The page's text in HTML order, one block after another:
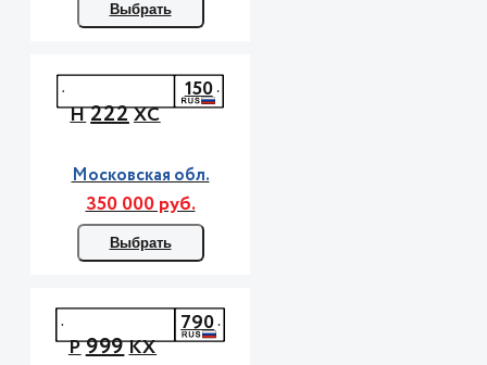
Выбрать
Н222ХС
150
Московская обл.
350 000 руб.
Выбрать
Р999КХ
790